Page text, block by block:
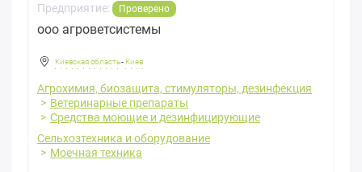
Предприятие: Проверено
ооо агроветсистемы
Киевская область- Киев
Агрохимия, биозащита, стимуляторы, дезинфекция
Ветеринарные препараты
Средства моющие и дезинфицирующие
Сельхозтехника и оборудование
Моечная техника